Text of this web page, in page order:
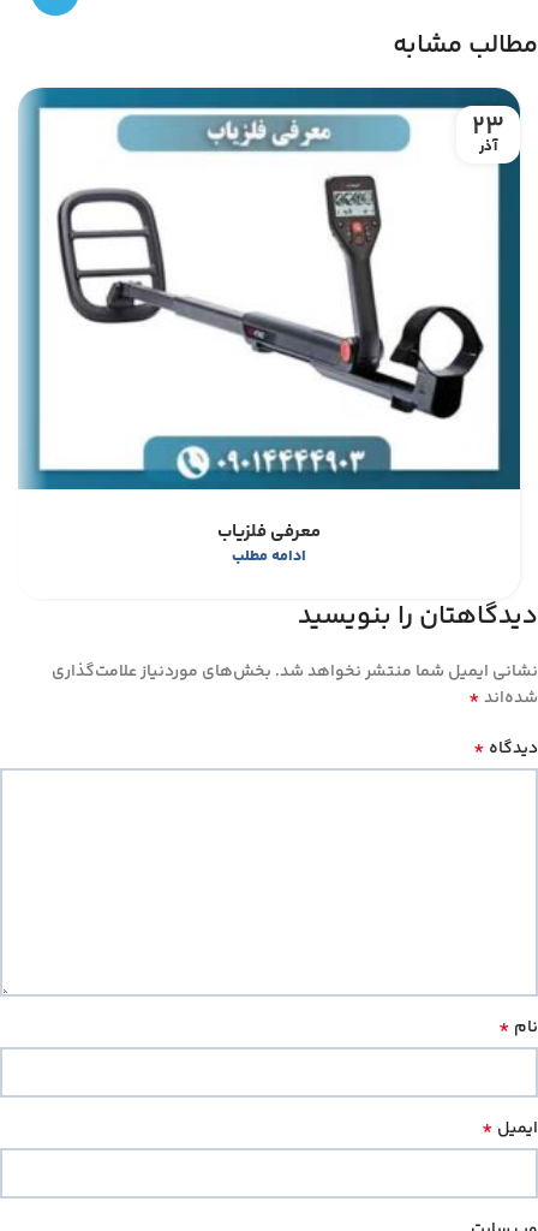
مطالب مشابه
23
آذر
معرفی فلزیاب
ادامه مطلب
دیدگاهتان را بنویسید
نشانی ایمیل شما منتشر نخواهد شد. بخش‌های موردنیاز علامت‌گذاری
شده‌اند*
دیدگاه *
نام *
ایمیل *